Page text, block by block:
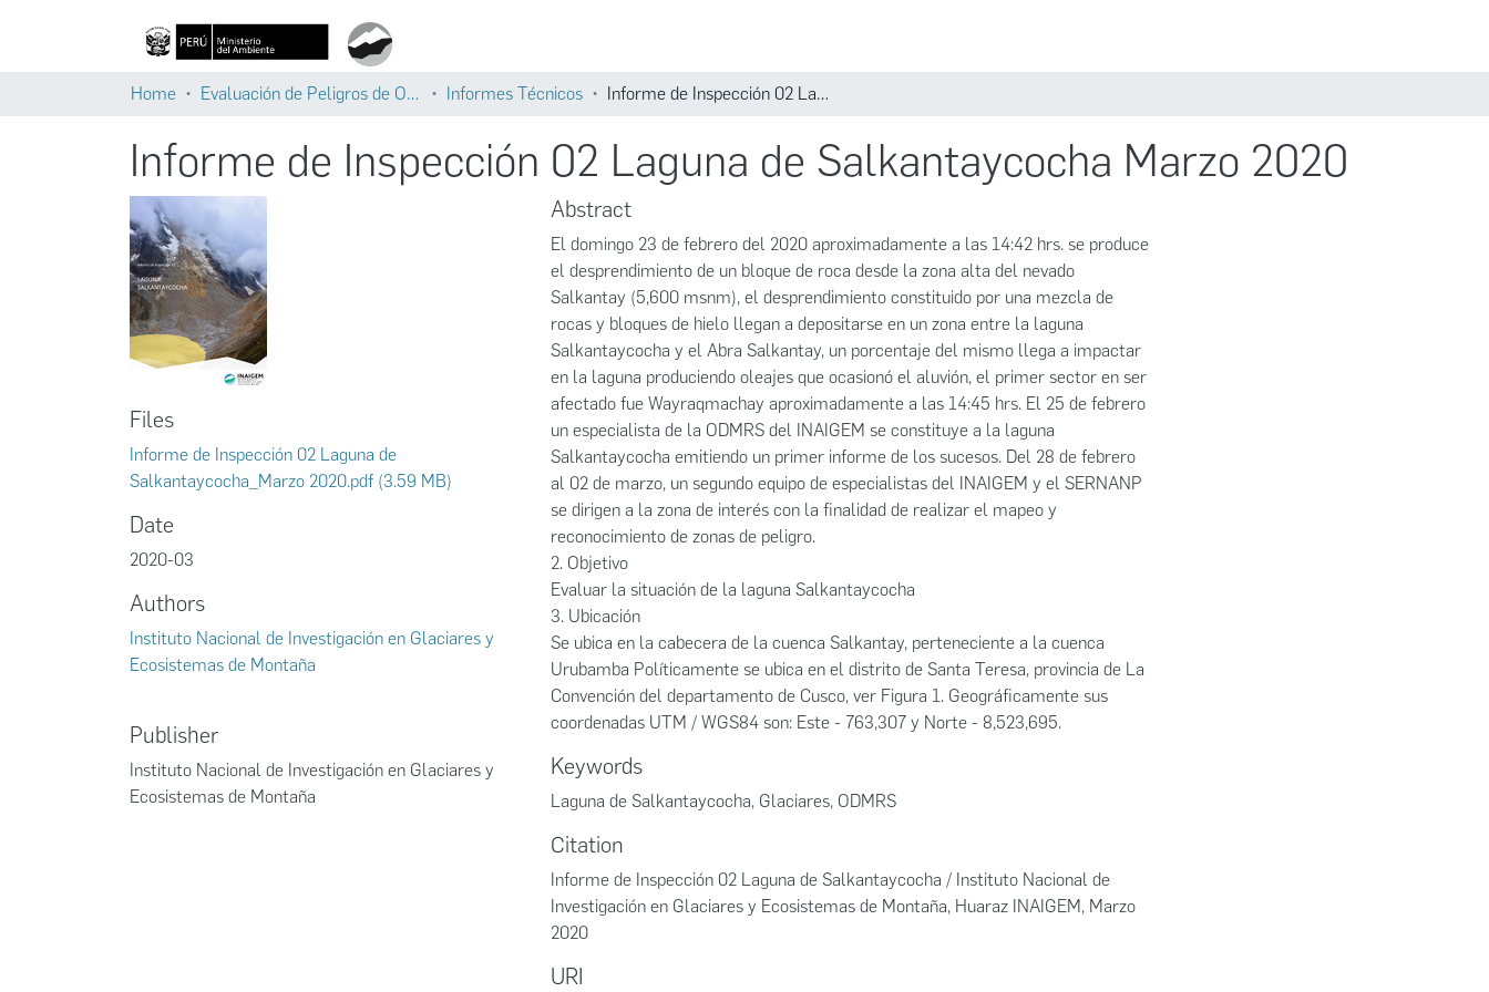
Home Evaluación de Peligros de Origen Glaciar Informes Técnicos Informe de Inspección 02 Laguna de Salkantaycocha Marzo 2020
Informe de Inspección 02 Laguna de Salkantaycocha Marzo 2020
Files
Informe de Inspección 02 Laguna de
Salkantaycocha_Marzo 2020.pdf (3.59 MB)
Date
2020-03
Authors
Instituto Nacional de Investigación en Glaciares y
Ecosistemas de Montaña
Publisher
Instituto Nacional de Investigación en Glaciares y
Ecosistemas de Montaña
Abstract
El domingo 23 de febrero del 2020 aproximadamente a las 14:42 hrs. se produce
el desprendimiento de un bloque de roca desde la zona alta del nevado
Salkantay (5,600 msnm), el desprendimiento constituido por una mezcla de
rocas y bloques de hielo llegan a depositarse en un zona entre la laguna
Salkantaycocha y el Abra Salkantay, un porcentaje del mismo llega a impactar
en la laguna produciendo oleajes que ocasionó el aluvión, el primer sector en ser
afectado fue Wayraqmachay aproximadamente a las 14:45 hrs. El 25 de febrero
un especialista de la ODMRS del INAIGEM se constituye a la laguna
Salkantaycocha emitiendo un primer informe de los sucesos. Del 28 de febrero
al 02 de marzo, un segundo equipo de especialistas del INAIGEM y el SERNANP
se dirigen a la zona de interés con la finalidad de realizar el mapeo y
reconocimiento de zonas de peligro.
2. Objetivo
Evaluar la situación de la laguna Salkantaycocha
3. Ubicación
Se ubica en la cabecera de la cuenca Salkantay, perteneciente a la cuenca
Urubamba Políticamente se ubica en el distrito de Santa Teresa, provincia de La
Convención del departamento de Cusco, ver Figura 1. Geográficamente sus
coordenadas UTM / WGS84 son: Este - 763,307 y Norte - 8,523,695.
Keywords
Laguna de Salkantaycocha, Glaciares, ODMRS
Citation
Informe de Inspección 02 Laguna de Salkantaycocha / Instituto Nacional de
Investigación en Glaciares y Ecosistemas de Montaña, Huaraz INAIGEM, Marzo
2020
URI